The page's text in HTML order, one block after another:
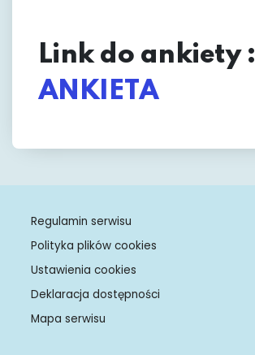
Link do ankiety :
ANKIETA
Regulamin serwisu
Polityka plików cookies
Ustawienia cookies
Deklaracja dostępności
Mapa serwisu